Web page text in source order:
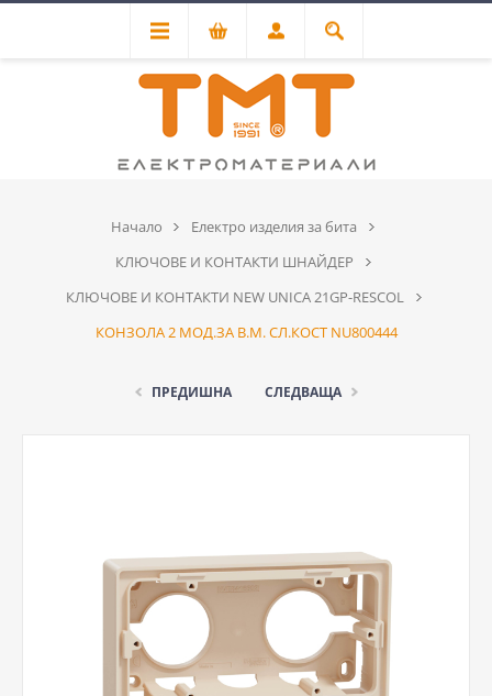
Начало
Електро изделия за бита
КЛЮЧОВЕ И КОНТАКТИ ШНАЙДЕР
КЛЮЧОВЕ И КОНТАКТИ NEW UNICA 21GP-RESCOL
КОНЗОЛА 2 МОД.ЗА В.М. СЛ.КОСТ NU800444
ПРЕДИШНА СЛЕДВАЩА